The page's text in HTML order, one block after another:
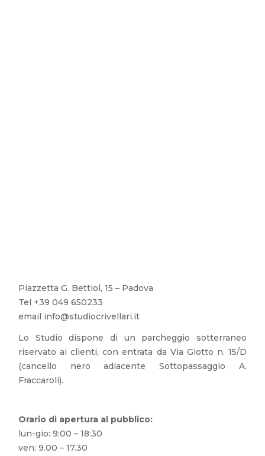
Piazzetta G. Bettiol, 15 – Padova
Tel +39 049 650233
email info@studiocrivellari.it
Lo Studio dispone di un parcheggio sotterraneo
riservato ai clienti, con entrata da Via Giotto n. 15/D
(cancello nero adiacente Sottopassaggio A.
Fraccaroli).
Orario di apertura al pubblico:
lun-gio: 9:00 – 18:30
ven: 9.00 – 17.30